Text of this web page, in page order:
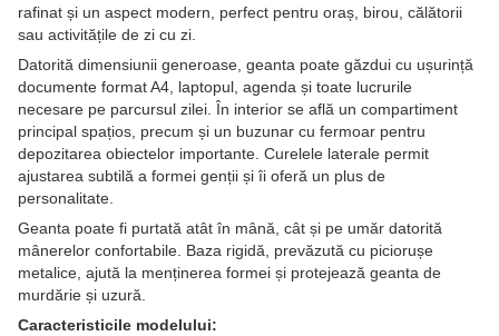
rafinat și un aspect modern, perfect pentru oraș, birou, călătorii
sau activitățile de zi cu zi.
Datorită dimensiunii generoase, geanta poate găzdui cu ușurință
documente format A4, laptopul, agenda și toate lucrurile
necesare pe parcursul zilei. În interior se află un compartiment
principal spațios, precum și un buzunar cu fermoar pentru
depozitarea obiectelor importante. Curelele laterale permit
ajustarea subtilă a formei genții și îi oferă un plus de
personalitate.
Geanta poate fi purtată atât în mână, cât și pe umăr datorită
mânerelor confortabile. Baza rigidă, prevăzută cu piciorușe
metalice, ajută la menținerea formei și protejează geanta de
murdărie și uzură.
Caracteristicile modelului: